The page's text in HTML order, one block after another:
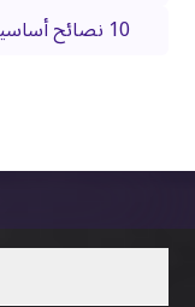
10 نصائح أساسية لاستئجار السيارات في دبي